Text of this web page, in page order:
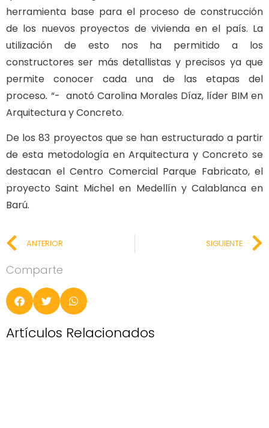
herramienta base para el proceso de construcción
de los nuevos proyectos de vivienda en el país. La
utilización de esto nos ha permitido a los
constructores ser más detallistas y precisos ya que
permite conocer cada una de las etapas del
proceso. “- anotó Carolina Morales Díaz, líder BIM en
Arquitectura y Concreto.
De los 83 proyectos que se han estructurado a partir
de esta metodología en Arquitectura y Concreto se
destacan el Centro Comercial Parque Fabricato, el
proyecto Saint Michel en Medellín y Calablanca en
Barú.
ANTERIOR SIGUIENTE
Comparte
Artículos Relacionados